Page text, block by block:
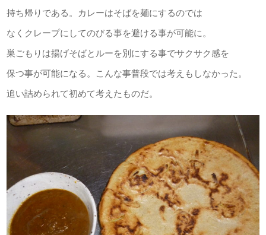
持ち帰りである。カレーはそばを麺にするのでは
なくクレープにしてのびる事を避ける事が可能に。
巣ごもりは揚げそばとルーを別にする事でサクサク感を
保つ事が可能になる。こんな事普段では考えもしなかった。
追い詰められて初めて考えたものだ。